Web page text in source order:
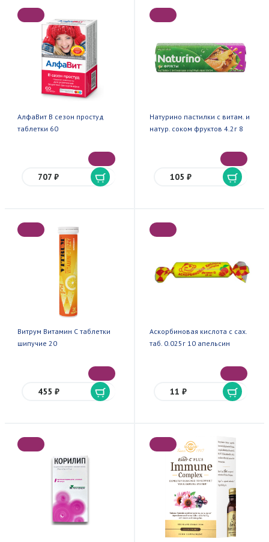
АлфаВит В сезон простуд
таблетки 60
707 ₽
Натурино пастилки с витам. и
натур. соком фруктов 4.2г 8
105 ₽
Витрум Витамин С таблетки
шипучие 20
455 ₽
Аскорбиновая кислота с сах.
таб. 0.025г 10 апельсин
11 ₽